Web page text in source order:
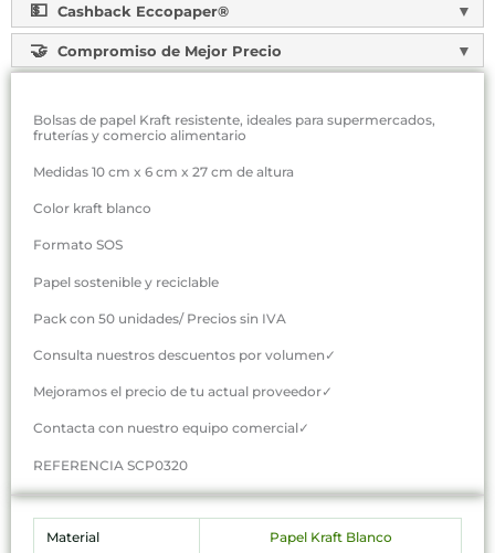
Cashback Eccopaper®
Compromiso de Mejor Precio
Bolsas de papel Kraft resistente, ideales para supermercados,
fruterías y comercio alimentario
Medidas 10 cm x 6 cm x 27 cm de altura
Color kraft blanco
Formato SOS
Papel sostenible y reciclable
Pack con 50 unidades/ Precios sin IVA
Consulta nuestros descuentos por volumen✓
Mejoramos el precio de tu actual proveedor✓
Contacta con nuestro equipo comercial✓
REFERENCIA SCP0320
Material Papel Kraft Blanco